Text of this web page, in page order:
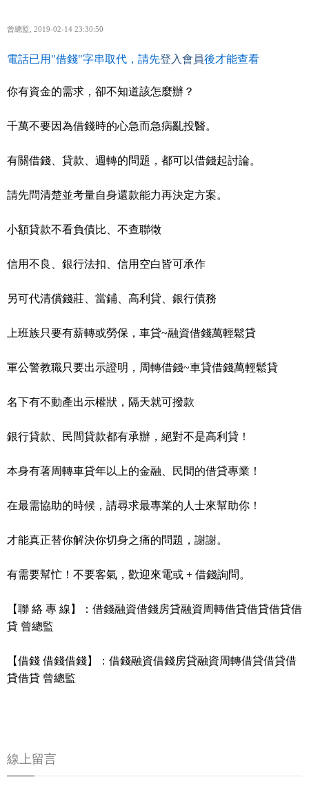
曾總監 2019-02-14 23:30:50
電話已用"借錢"字串取代，請先登入會員後才能查看
你有資金的需求，卻不知道該怎麼辦？
千萬不要因為借錢時的心急而急病亂投醫。
有關借錢、貸款、週轉的問題，都可以借錢起討論。
請先問清楚並考量自身還款能力再決定方案。
小額貸款不看負債比、不查聯徵
信用不良、銀行法扣、信用空白皆可承作
另可代清償錢莊、當鋪、高利貸、銀行債務
上班族只要有薪轉或勞保，車貸~融資借錢萬輕鬆貸
軍公警教職只要出示證明，周轉借錢~車貸借錢萬輕鬆貸
名下有不動產出示權狀，隔天就可撥款
銀行貸款、民間貸款都有承辦，絕對不是高利貸！
本身有著周轉車貸年以上的金融、民間的借貸專業！
在最需協助的時候，請尋求最專業的人士來幫助你！
才能真正替你解決你切身之痛的問題，謝謝。
有需要幫忙！不要客氣，歡迎來電或 + 借錢詢問。
【聯 絡 專 線】：借錢融資借錢房貸融資周轉借貸借貸借貸借
貸 曾總監
【借錢 借錢借錢】：借錢融資借錢房貸融資周轉借貸借貸借
貸借貸 曾總監
線上留言